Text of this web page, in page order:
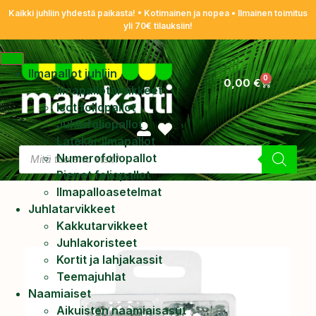
Kaikki juhliin yhdestä paikasta! • Kotimainen ja nopea • Ilmainen toimitus
yli 70€ tilauksiin!
0,00€ 0
Ilmapallot juhliin
Ilmapallotarvikkeet
Isot foliopallot
Juhlafoliopallot
Lateksi-ilmapallot
Numerofoliopallot
Pienet foliopallot
Ilmapalloasetelmat
Juhlatarvikkeet
Kakkutarvikkeet
Juhlakoristeet
Kortit ja lahjakassit
Teemajuhlat
Naamiaiset
Aikuisten naamiaisasut